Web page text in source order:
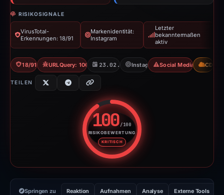
RISIKOSIGNALE
VirusTotal-
Erkennungen: 18/91
Markenidentität:
Instagram
Letzter
bekanntermaßen
aktiv
18/91 VT URLQuery: 100 detections
23.02.2026InstagramSocial Media Phishing
CDN
TEILEN
100/100
RISIKOBEWERTUNG
KRITISCH
Risikobewertung: 100 von
Springen zu Reaktion Aufnahmen Analyse Externe Tools